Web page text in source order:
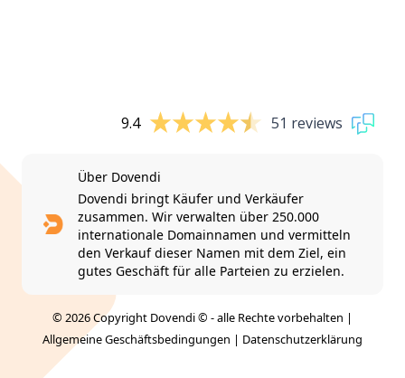
9.4 51 reviews
Über Dovendi
Dovendi bringt Käufer und Verkäufer
zusammen. Wir verwalten über 250.000
internationale Domainnamen und vermitteln
den Verkauf dieser Namen mit dem Ziel, ein
gutes Geschäft für alle Parteien zu erzielen.
© 2026 Copyright Dovendi © - alle Rechte vorbehalten |
Allgemeine Geschäftsbedingungen | Datenschutzerklärung